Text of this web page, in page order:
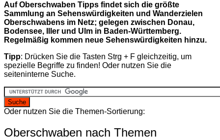
Auf Oberschwaben Tipps findet sich die größte
Sammlung an Sehenswürdigkeiten und Wanderzielen
Oberschwabens im Netz; gelegen zwischen Donau,
Bodensee, Iller und Ulm in Baden-Württemberg.
Regelmäßig kommen neue Sehenswürdigkeiten hinzu.
Tipp: Drücken Sie die Tasten Strg + F gleichzeitig, um
spezielle Begriffe zu finden! Oder nutzen Sie die
seiteninterne Suche.
Oder nutzen Sie die Themen-Sortierung:
Oberschwaben nach Themen